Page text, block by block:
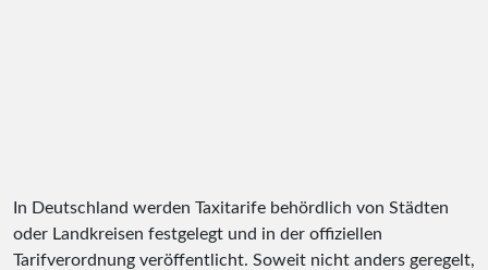
In Deutschland werden Taxitarife behördlich von Städten
oder Landkreisen festgelegt und in der offiziellen
Tarifverordnung veröffentlicht. Soweit nicht anders geregelt,